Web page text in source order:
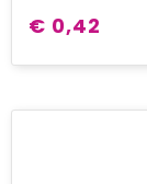
€ 0,42